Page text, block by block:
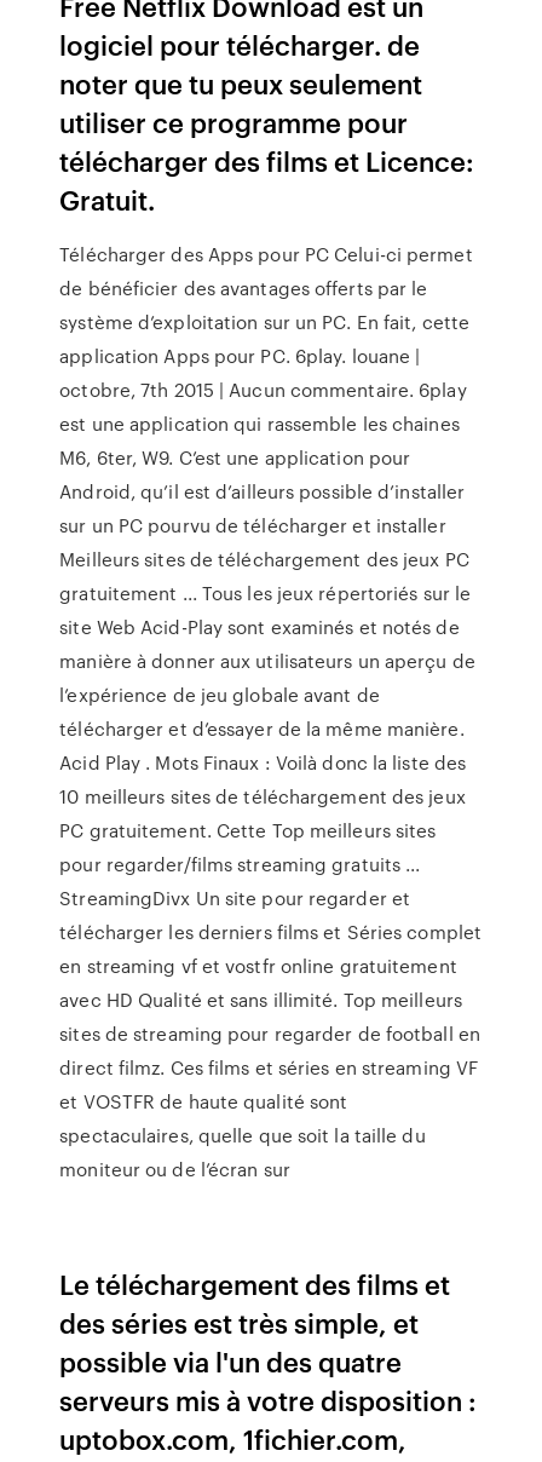
logiciel pour télécharger. de
noter que tu peux seulement
utiliser ce programme pour
télécharger des films et Licence:
Gratuit.
Télécharger des Apps pour PC Celui-ci permet
de bénéficier des avantages offerts par le
système d’exploitation sur un PC. En fait, cette
application Apps pour PC. 6play. louane |
octobre, 7th 2015 | Aucun commentaire. 6play
est une application qui rassemble les chaines
M6, 6ter, W9. C’est une application pour
Android, qu’il est d’ailleurs possible d’installer
sur un PC pourvu de télécharger et installer
Meilleurs sites de téléchargement des jeux PC
gratuitement ... Tous les jeux répertoriés sur le
site Web Acid-Play sont examinés et notés de
manière à donner aux utilisateurs un aperçu de
l’expérience de jeu globale avant de
télécharger et d’essayer de la même manière.
Acid Play . Mots Finaux : Voilà donc la liste des
10 meilleurs sites de téléchargement des jeux
PC gratuitement. Cette Top meilleurs sites
pour regarder/films streaming gratuits ...
StreamingDivx Un site pour regarder et
télécharger les derniers films et Séries complet
en streaming vf et vostfr online gratuitement
avec HD Qualité et sans illimité. Top meilleurs
sites de streaming pour regarder de football en
direct filmz. Ces films et séries en streaming VF
et VOSTFR de haute qualité sont
spectaculaires, quelle que soit la taille du
moniteur ou de l’écran sur
Le téléchargement des films et
des séries est très simple, et
possible via l'un des quatre
serveurs mis à votre disposition :
uptobox.com, 1fichier.com,